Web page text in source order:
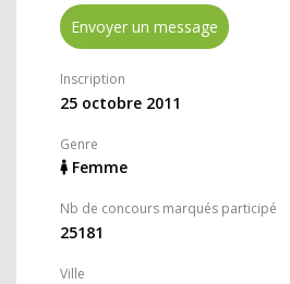
Envoyer un message
Inscription
25 octobre 2011
Genre
Femme
Nb de concours marqués participé
25181
Ville